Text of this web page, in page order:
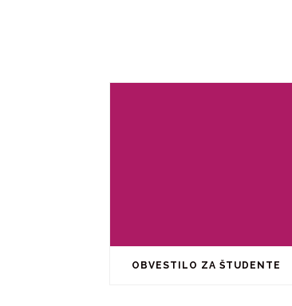
OBVESTILO ZA ŠTUDENTE